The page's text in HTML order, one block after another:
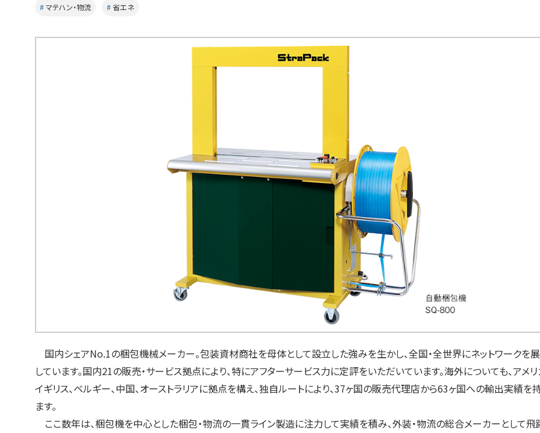
マテハン・物流 省エネ
国内シェアNo.1の梱包機械メーカー。包装資材商社を母体として設立した強みを生かし、全国・全世界にネットワークを
しています。国内21の販売・サービス拠点により、特にアフターサービス力に定評をいただいています。海外についても、アメリ
イギリス、ベルギー、中国、オーストラリアに拠点を構え、独自ルートにより、37ヶ国の販売代理店から63ヶ国への輸出実績を
ます。
ここ数年は、梱包機を中心とした梱包・物流の一貫ライン製造に注力して実績を積み、外装・物流の総合メーカーとして飛